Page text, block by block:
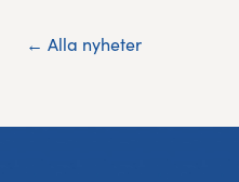
← Alla nyheter